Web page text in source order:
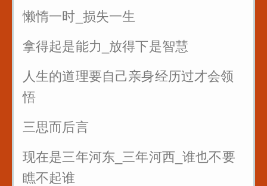
懒惰一时_损失一生
拿得起是能力_放得下是智慧
人生的道理要自己亲身经历过才会领
悟
三思而后言
现在是三年河东_三年河西_谁也不要
瞧不起谁